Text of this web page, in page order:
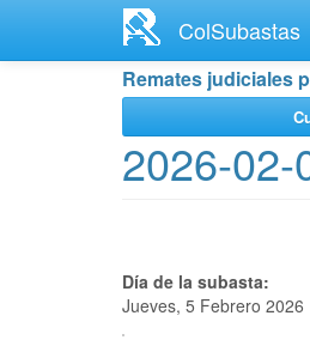
contenido
ColSubastas
Remates judiciales
2026-
Día de la subasta:
Jueves, 5 Febrero 2026